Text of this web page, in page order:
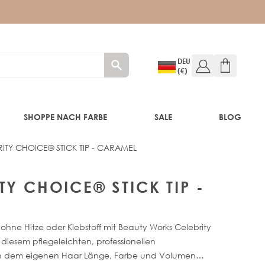
DEU
(€)
SHOPPE NACH FARBE SALE BLOG
CHOICE® STICK TIP - CARAMEL
CHOICE® STICK TIP -
Hitze oder Klebstoff mit Beauty Works Celebrity
pflegeleichten, professionellen
dem eigenen Haar Länge, Farbe und Volumen